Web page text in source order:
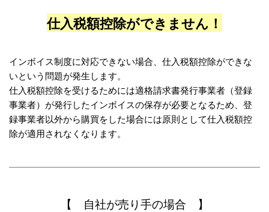
仕入税額控除ができません！
インボイス制度に対応できない場合、仕入税額控除ができな
いという問題が発生します。
仕入税額控除を受けるためには適格請求書発行事業者（登録
事業者）が発行したインボイスの保存が必要となるため、登
録事業者以外から購買をした場合には原則として仕入税額控
除が適用されなくなります。
【 自社が売り手の場合 】